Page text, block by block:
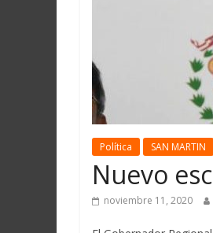
Política SAN MARTIN
Nuevo
noviembre 11, 2020